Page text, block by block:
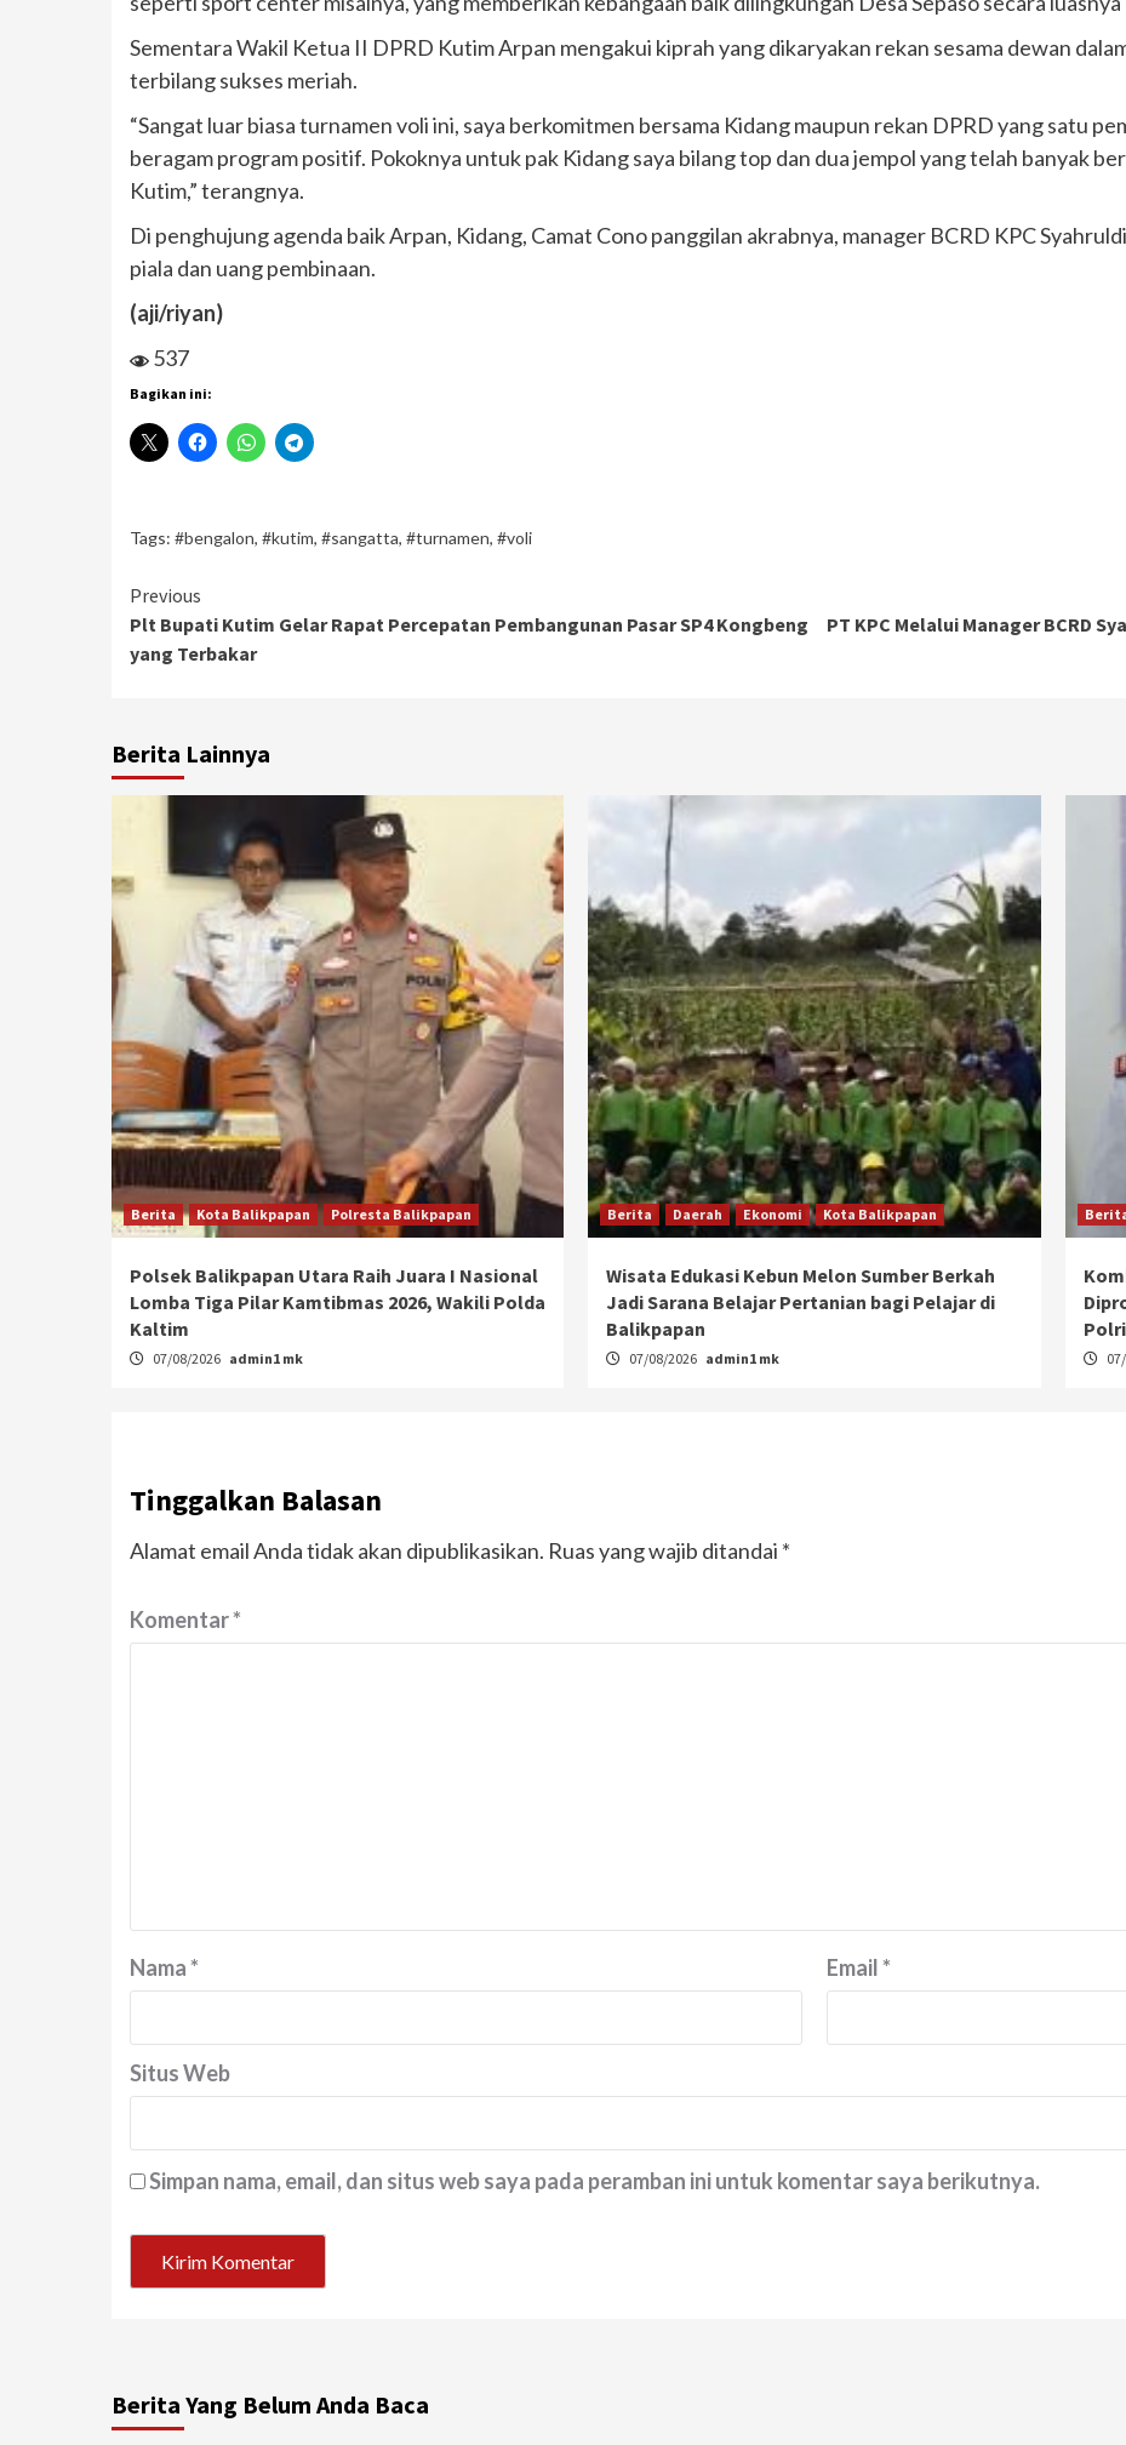
Sementara Wakil Ketua II DPRD Kutim Arpan mengakui kiprah yang dikaryakan rekan sesama dewan
terbilang sukses meriah.
“Sangat luar biasa turnamen voli ini, saya berkomitmen bersama Kidang maupun rekan DPRD yang satu
beragam program positif. Pokoknya untuk pak Kidang saya bilang top dan dua jempol yang telah banyak
Kutim,” terangnya.
Di penghujung agenda baik Arpan, Kidang, Camat Cono panggilan akrabnya, manager BCRD KPC
piala dan uang pembinaan.
(aji/riyan)
537
Bagikan ini:
Tags: #bengalon, #kutim, #sangatta, #turnamen, #voli
Continue
Reading
Previous
Plt Bupati Kutim Gelar Rapat Percepatan Pembangunan Pasar SP4 Kongbeng
yang Terbakar
PT KPC Melalui Manager BCRD
Berita Lainnya
Berita Kota Balikpapan Polresta Balikpapan
Polsek Balikpapan Utara Raih Juara I Nasional
Lomba Tiga Pilar Kamtibmas 2026, Wakili Polda
Kaltim
07/08/2026 admin1 mk
Berita Daerah Ekonomi Kota Balikpapan
Wisata Edukasi Kebun Melon Sumber Berkah
Jadi Sarana Belajar Pertanian bagi Pelajar di
Balikpapan
07/08/2026 admin1 mk
Polri
Tinggalkan Balasan
Alamat email Anda tidak akan dipublikasikan. Ruas yang wajib ditandai *
Komentar*
Nama* Email*
Situs Web
Simpan nama, email, dan situs web saya pada peramban ini untuk komentar saya berikutnya.
Berita Yang Belum Anda Baca